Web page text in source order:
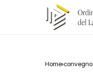
Home convegno